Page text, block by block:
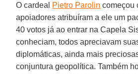
O cardeal Pietro Parolin começou
apoiadores atribuíram a ele um
40 votos já ao entrar na Capela
conheciam, todos apreciavam
diplomáticas, ainda mais
conjuntura geopolítica. Também